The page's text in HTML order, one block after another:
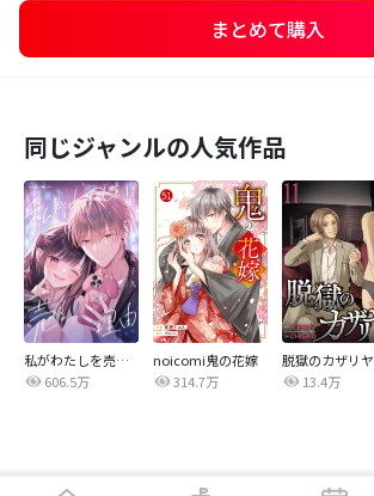
まとめて購入
同じジャンルの人気作品
私がわたしを売る理由
606.5万
noicomi鬼の花嫁
314.7万
脱獄のカザリヤ
13.4万